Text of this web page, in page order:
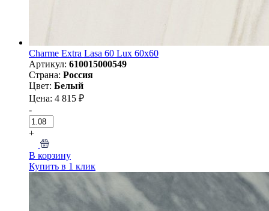
Charme Extra Lasa 60 Lux 60x60
Артикул: 610015000549
Страна: Россия
Цвет: Белый
Цена: 4 815 ₽
-
+
В корзину
Купить в 1 клик